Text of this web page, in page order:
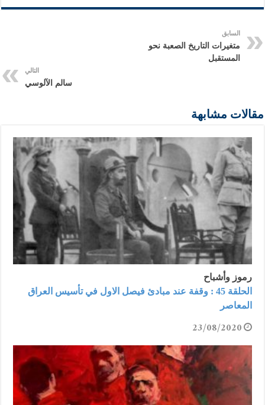
السابق
متغيرات التاريخ الصعبة نحو
المستقبل
التالي
سالم الآلوسي
مقالات مشابهة
رموز وأشباح
الحلقة 45 : وقفة عند مبادئ فيصل الاول في تأسيس العراق
المعاصر
23/08/2020